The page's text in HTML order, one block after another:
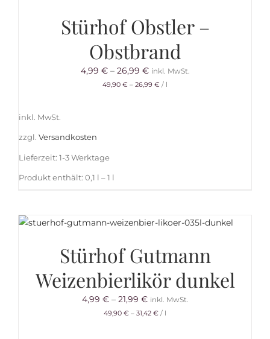
Stürhof Obstler –
Obstbrand
4,99 €– 26,99 € inkl. MwSt.
49,90 € – 26,99 € / l
inkl. MwSt.
zzgl. Versandkosten
Lieferzeit: 1-3 Werktage
Produkt enthält: 0,1 l – 1 l
Stürhof Gutmann
Weizenbierlikör dunkel
4,99 €– 21,99 € inkl. MwSt.
49,90 € – 31,42 € / l